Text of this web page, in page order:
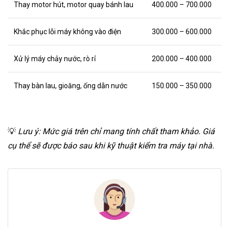
Thay motor hút, motor quay bánh lau 400.000 – 700.000
Khắc phục lỗi máy không vào điện 300.000 – 600.000
Xử lý máy chảy nước, rò rỉ 200.000 – 400.000
Thay bàn lau, gioăng, ống dẫn nước 150.000 – 350.000
💡 Lưu ý: Mức giá trên chỉ mang tính chất tham khảo. Giá
cụ thể sẽ được báo sau khi kỹ thuật kiểm tra máy tại nhà.